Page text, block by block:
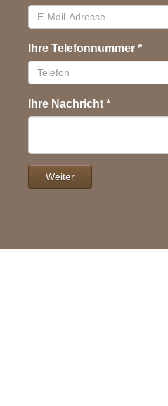
Ihre Telefonnummer *
Ihre Nachricht *
Weiter